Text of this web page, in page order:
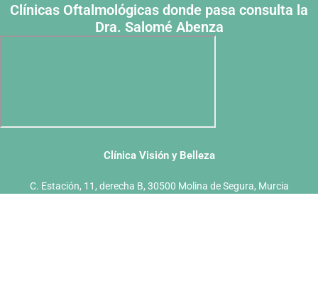
Clínicas Oftalmológicas donde pasa consulta la
Dra. Salomé Abenza
Clínica Visión y Belleza
C. Estación, 11, derecha B, 30500 Molina de Segura, Murcia